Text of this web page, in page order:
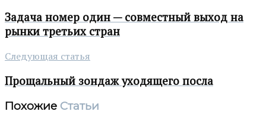
Задача номер один — совместный выход на
рынки третьих стран
Следующая статья
Прощальный зондаж уходящего посла
Похожие Статьи